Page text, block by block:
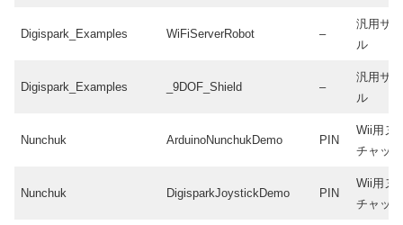
Digispark_Examples WiFiServerRobot –
汎用サ
ル
Digispark_Examples _9DOF_Shield –
汎用サ
ル
Nunchuk ArduinoNunchukDemo PIN
Wii用ヌ
チャック
Nunchuk DigisparkJoystickDemo PIN
Wii用ヌ
チャック